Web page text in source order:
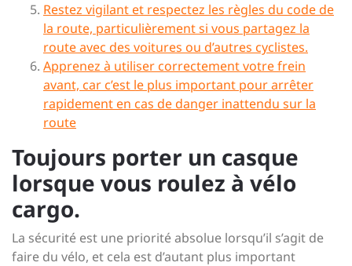
Restez vigilant et respectez les règles du code de
la route, particulièrement si vous partagez la
route avec des voitures ou d’autres cyclistes.
Apprenez à utiliser correctement votre frein
avant, car c’est le plus important pour arrêter
rapidement en cas de danger inattendu sur la
route
Toujours porter un casque
lorsque vous roulez à vélo
cargo.
La sécurité est une priorité absolue lorsqu’il s’agit de
faire du vélo, et cela est d’autant plus important